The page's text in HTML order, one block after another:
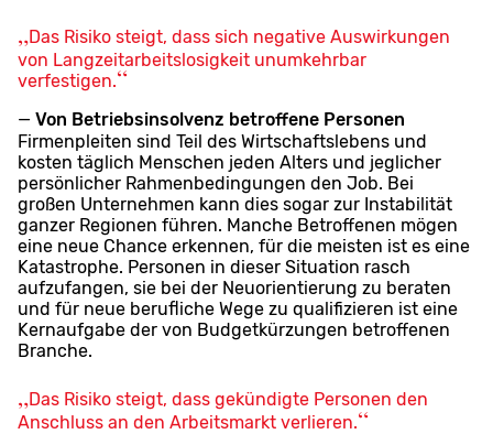
Das Risiko steigt, dass sich negative Auswirkungen
von Langzeitarbeitslosigkeit unumkehrbar
verfestigen.
Von Betriebsinsolvenz betroffene Personen
Firmenpleiten sind Teil des Wirtschaftslebens und
kosten täglich Menschen jeden Alters und jeglicher
persönlicher Rahmenbedingungen den Job. Bei
großen Unternehmen kann dies sogar zur Instabilität
ganzer Regionen führen. Manche Betroffenen mögen
eine neue Chance erkennen, für die meisten ist es eine
Katastrophe. Personen in dieser Situation rasch
aufzufangen, sie bei der Neuorientierung zu beraten
und für neue berufliche Wege zu qualifizieren ist eine
Kernaufgabe der von Budgetkürzungen betroffenen
Branche.
Das Risiko steigt, dass gekündigte Personen den
Anschluss an den Arbeitsmarkt verlieren.